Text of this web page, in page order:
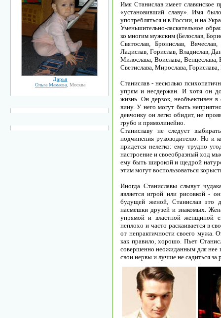
Дарья
Ольга Мамаева, Москва
Имя Станислав имеет славянское
«установивший славу». Имя
употребляться и в России, и на
Уменьшительно-ласкательное
ко многим мужским (Белослав,
Святослав, Бронислав,
Ладислав, Горислав, Владислав,
Милослава, Воислава, Венцеслава,
Светислава, Мирослава,
Станислав - несколько
упрям и несдержан. И хотя он
жизнь. Он дерзок, необъективен в
вину. У него могут быть
девчонку он легко обидит, не
грубо и прямолинейно.
Станиславу не следует
подчинения руководителю. Но и
придется нелегко: ему трудно
настроение и своеобразный ход
ему быть широкой и щедрой
этим могут воспользоваться
Иногда Станиславы слывут
является игрой или рисовкой -
будущей женой, Станислав это
насмешки друзей и знакомых.
упрямой и властной женщиной
неплохо и часто раскаивается в
от непрактичности своего мужа.
как правило, хорошо. Пьет
совершенно неожиданным для нее
свои нервы и лучше не садиться за